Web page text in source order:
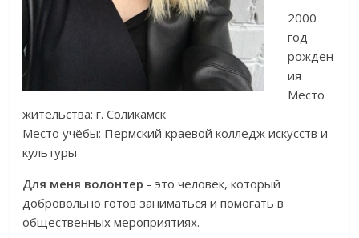
2000
год
рожден
ия
Место
жительства: г. Соликамск
Место учёбы: Пермский краевой колледж искусств и
культуры
Для меня волонтер - это человек, который
добровольно готов заниматься и помогать в
общественных мероприятиях.